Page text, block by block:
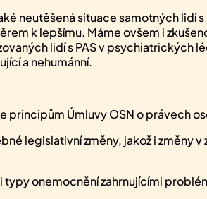
neutěšená situace samotných lidí
k lepšímu. Máme ovšem i
lidí s PAS v psychiatrických
a nehumánní.
principům Úmluvy OSN o právech
legislativní změny, jakož i
typy onemocnění zahrnujícími